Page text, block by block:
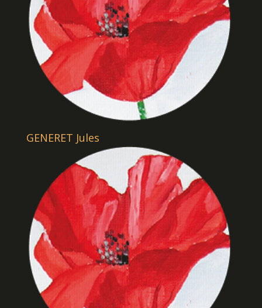
GENERET Jules